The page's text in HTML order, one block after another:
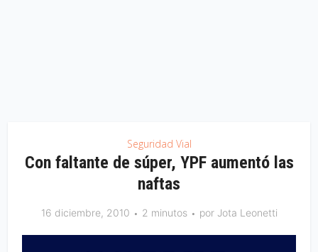
Seguridad Vial
Con faltante de súper, YPF aumentó las
naftas
16 diciembre, 2010 2 minutos por Jota Leonetti